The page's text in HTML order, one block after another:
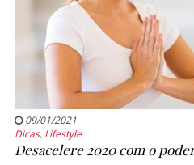
09/01/2021
Dicas, Lifestyle
Desacelere 2020 com o